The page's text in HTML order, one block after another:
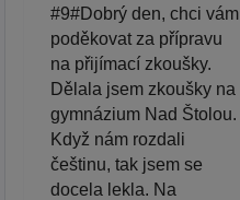
#9#Dobrý den, chci vám
poděkovat za přípravu
na přijímací zkoušky.
Dělala jsem zkoušky na
gymnázium Nad Štolou.
Když nám rozdali
češtinu, tak jsem se
docela lekla. Na